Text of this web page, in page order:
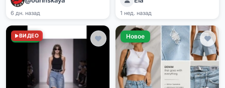
6 дн. назад 1 нед. назад
Новое
ВИДЕО Новое